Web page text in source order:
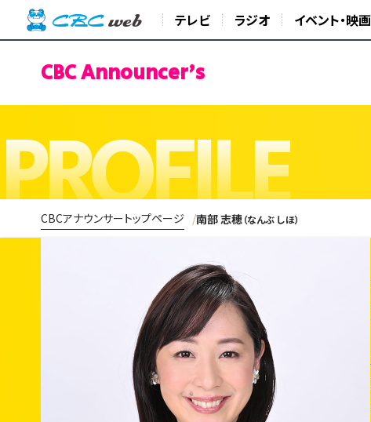
テレビ ラジオ イベント・映画
CBC Announcer's
PROFILE
CBCアナウンサートップページ 南部 志穂（なんぶ しほ）